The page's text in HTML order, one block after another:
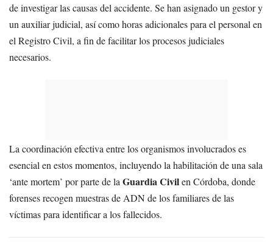
de investigar las causas del accidente. Se han asignado un gestor y
un auxiliar judicial, así como horas adicionales para el personal en
el Registro Civil, a fin de facilitar los procesos judiciales
necesarios.
La coordinación efectiva entre los organismos involucrados es
esencial en estos momentos, incluyendo la habilitación de una sala
‘ante mortem’ por parte de la Guardia Civilen Córdoba, donde
forenses recogen muestras de ADN de los familiares de las
víctimas para identificar a los fallecidos.